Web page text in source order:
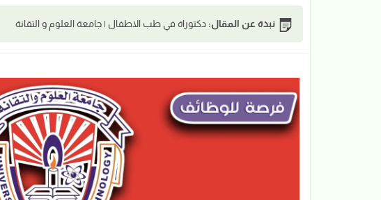
نبذة عن المقال: دكتوراة في طب الاطفال | جامعة العلوم و التقانة